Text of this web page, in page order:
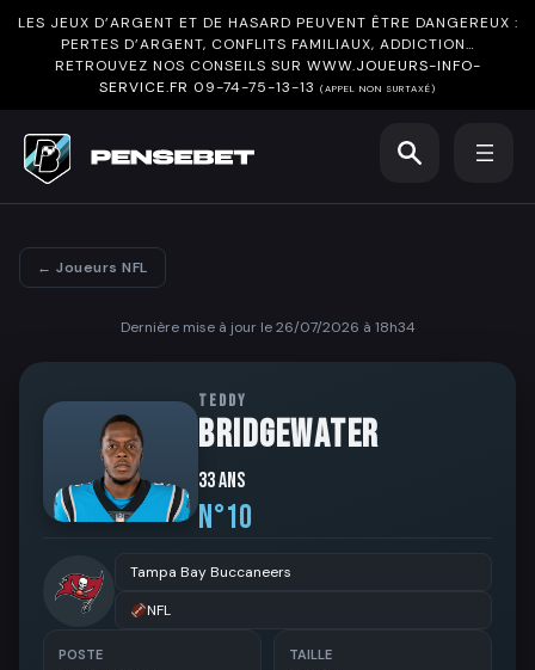
LES JEUX D’ARGENT ET DE HASARD PEUVENT ÊTRE DANGEREUX :
PERTES D’ARGENT, CONFLITS FAMILIAUX, ADDICTION…
RETROUVEZ NOS CONSEILS SUR WWW.JOUEURS-INFO-
SERVICE.FR 09-74-75-13-13 (APPEL NON SURTAXÉ)
← Joueurs NFL
Dernière mise à jour le 26/07/2026 à 18h34
TEDDY
BRIDGEWATER
33 ans
N°10
Tampa Bay Buccaneers
NFL
POSTE TAILLE